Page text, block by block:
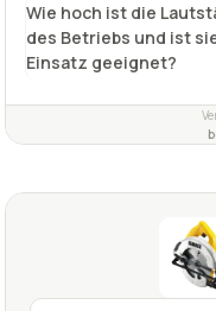
Wie hoch ist die
des Betriebs und ist
Einsatz geeignet?